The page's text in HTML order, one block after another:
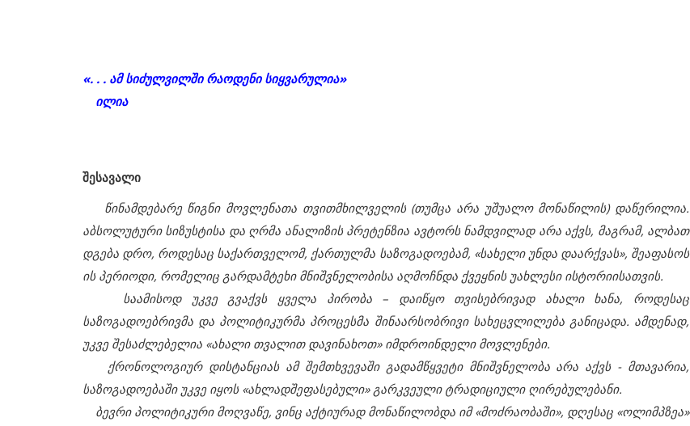
«. . . ამ სიძულვილში რაოდენი სიყვარულია»
ილია
შესავალი
წინამდებარე წიგნი მოვლენათა თვითმხილველის (თუმცა არა უშუალო მონაწილის) დაწერილია.
აბსოლუტური სიზუსტისა და ღრმა ანალიზის პრეტენზია ავტორს ნამდვილად არა აქვს, მაგრამ, ალბათ
დგება დრო, როდესაც საქართველომ, ქართულმა საზოგადოებამ, «სახელი უნდა დაარქვას», შეაფასოს
ის პერიოდი, რომელიც გარდამტეხი მნიშვნელობისა აღმოჩნდა ქვეყნის უახლესი ისტორიისათვის.
საამისოდ უკვე გვაქვს ყველა პირობა – დაიწყო თვისებრივად ახალი ხანა, როდესაც
საზოგადოებრივმა და პოლიტიკურმა პროცესმა შინაარსობრივი სახეცვლილება განიცადა. ამდენად,
უკვე შესაძლებელია «ახალი თვალით დავინახოთ» იმდროინდელი მოვლენები.
ქრონოლოგიურ დისტანციას ამ შემთხვევაში გადამწყვეტი მნიშვნელობა არა აქვს - მთავარია,
საზოგადოებაში უკვე იყოს «ახლადშეფასებული» გარკვეული ტრადიციული ღირებულებანი.
ბევრი პოლიტიკური მოღვაწე, ვინც აქტიურად მონაწილობდა იმ «მოძრაობაში», დღესაც «ოლიმპზეა»